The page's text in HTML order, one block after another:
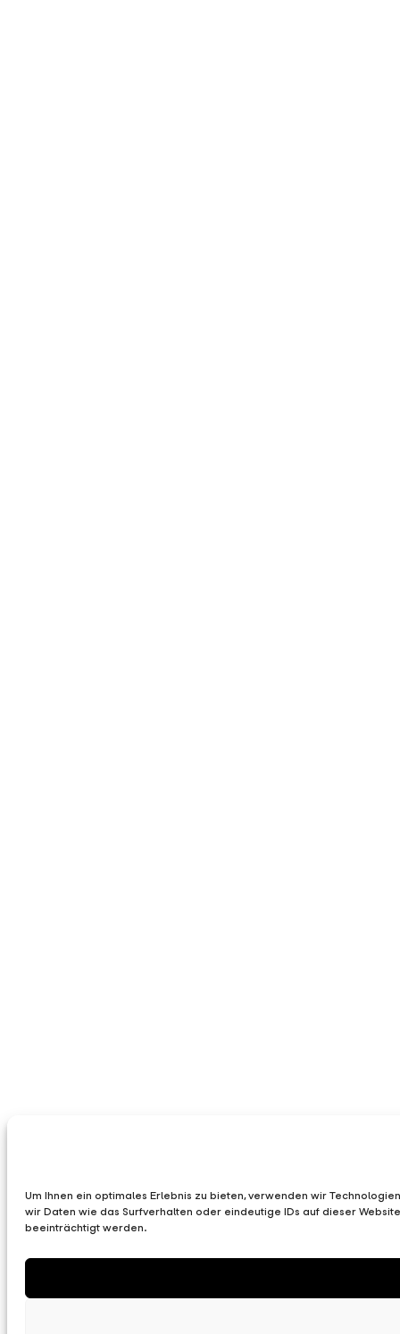
Um Ihnen ein optimales Erlebnis zu bieten, verwenden wir
wir Daten wie das Surfverhalten oder eindeutige IDs auf dieser
beeinträchtigt werden.